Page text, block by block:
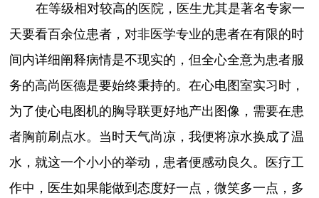
在等级相对较高的医院，医生尤其是著名专家一
天要看百余位患者，对非医学专业的患者在有限的时
间内详细阐释病情是不现实的，但全心全意为患者服
务的高尚医德是要始终秉持的。在心电图室实习时，
为了使心电图机的胸导联更好地产出图像，需要在患
者胸前刷点水。当时天气尚凉，我便将凉水换成了温
水，就这一个小小的举动，患者便感动良久。医疗工
作中，医生如果能做到态度好一点，微笑多一点，多